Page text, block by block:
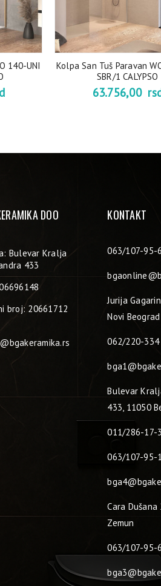
140-UNI
Kolpa San Tuš Paravan
SBR/1 CALYPSO
63.756,00
DOO
Bulevar Kralja
433
broj: 20661712
KONTAKT
063/107-95-
Jurija
Novi Beograd
062/220-334
Bulevar
433, 11050
011/286-17-
063/107-95-
Cara
Zemun
063/107-95-